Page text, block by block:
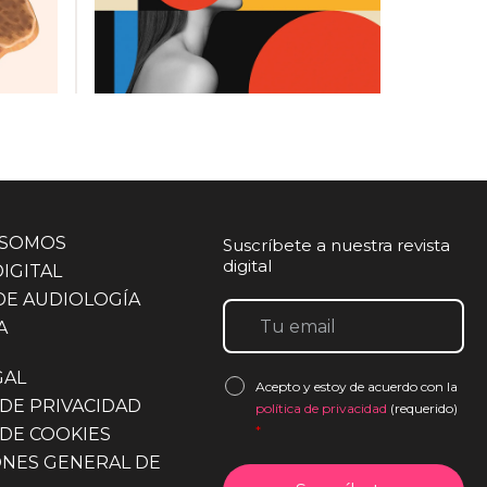
AUDIOLOGÍA
PRIVACIDAD
COOKIES
GENERAL DE
Suscríbete a nuestra revista
digital
Acepto y estoy de acuerdo con la
política de privacidad (requerido)
*